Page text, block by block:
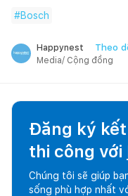
#Bosch
Happynest Theo
Media/ Cộng đồng
Đăng ký
thi công với
Chúng tôi sẽ giúp
sống phù hợp nhất